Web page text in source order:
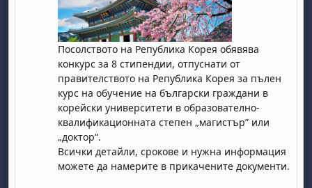
Посолството на Република Корея обявява
конкурс за 8 стипендии, отпуснати от
правителството на Република Корея за пълен
курс на обучение на български граждани в
корейски университети в образователно-
квалификационната степен „магистър” или
„доктор“.
Всички детайли, срокове и нужна информация
можете да намерите в прикачените документи.